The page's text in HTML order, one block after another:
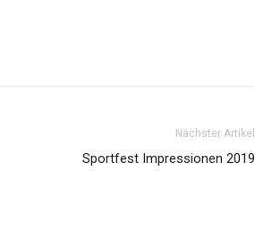
Nächster Artikel
Sportfest Impressionen 2019